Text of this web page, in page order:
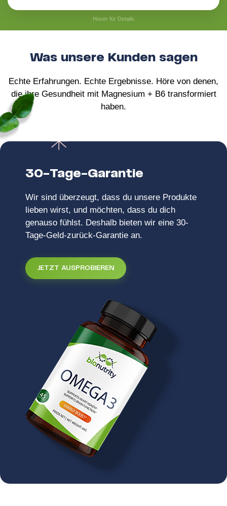
magenfreundlich bleibt.
verringern, was zu einem gut ausbalancierten
sorgfältig ausgewählt, um eine verbesserte
Stressbewältigung zu bieten. Diese optimale
Menge wirkt synergistisch mit Magnesium, um
die Aufnahme und Wirksamkeit zu maximieren,
Vorteile für das allgemeine Wohlbefinden und die
Hover für Details
Was unsere Kunden sagen
Echte Erfahrungen. Echte Ergebnisse. Höre von denen,
die ihre Gesundheit mit Magnesium + B6 transformiert
haben.
30-Tage-Garantie
Wir sind überzeugt, dass du unsere Produkte
lieben wirst, und möchten, dass du dich
genauso fühlst. Deshalb bieten wir eine 30-
Tage-Geld-zurück-Garantie an.
JETZT AUSPROBIEREN